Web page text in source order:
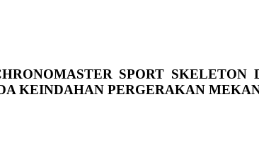
SPORT SKELETON
KEINDAHAN PERGERAKAN